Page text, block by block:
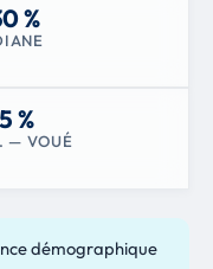
%
%
— VOUÉ
démographique